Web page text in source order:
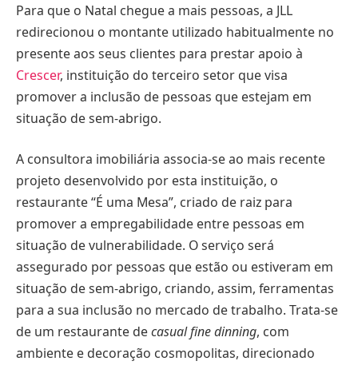
Para que o Natal chegue a mais pessoas, a JLL
redirecionou o montante utilizado habitualmente no
presente aos seus clientes para prestar apoio à
Crescer, instituição do terceiro setor que visa
promover a inclusão de pessoas que estejam em
situação de sem-abrigo.
A consultora imobiliária associa-se ao mais recente
projeto desenvolvido por esta instituição, o
restaurante “É uma Mesa”, criado de raiz para
promover a empregabilidade entre pessoas em
situação de vulnerabilidade. O serviço será
assegurado por pessoas que estão ou estiveram em
situação de sem-abrigo, criando, assim, ferramentas
para a sua inclusão no mercado de trabalho. Trata-se
de um restaurante decasual fine dinning, com
ambiente e decoração cosmopolitas, direcionado